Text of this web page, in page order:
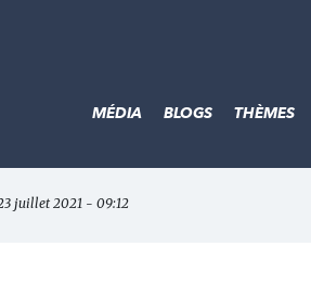
MÉDIA BLOGS THÈMES
juillet 2021 - 09:12